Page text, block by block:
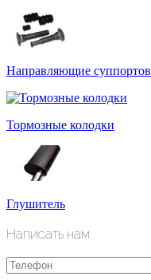
Направляющие суппортов
Тормозные колодки
Глушитель
Написать нам